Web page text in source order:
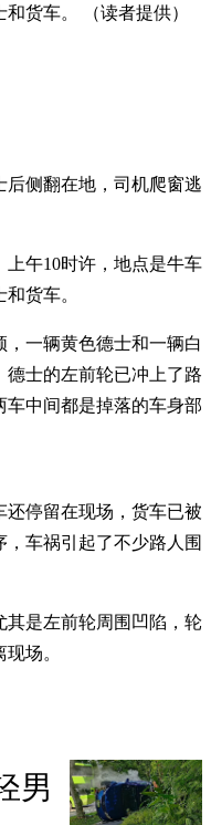
货车。 （读者提供）
侧翻在地，司机爬窗逃
上午10时许，地点是牛车
货车。
一辆黄色德士和一辆白
士的左前轮已冲上了路
中间都是掉落的车身部
还停留在现场，货车已被
车祸引起了不少路人围
其是左前轮周围凹陷，轮
场。
男